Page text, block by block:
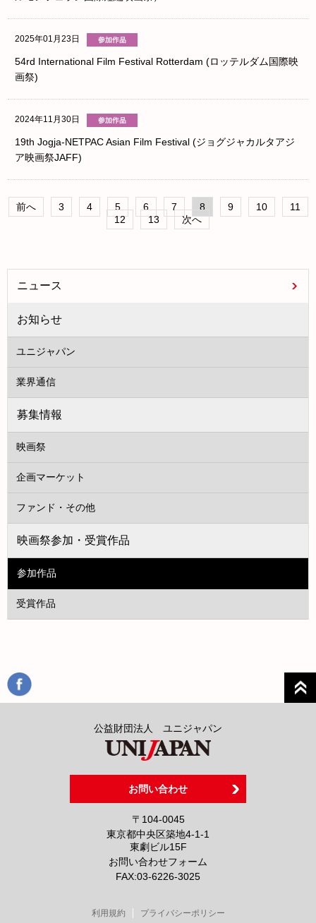
2025年01月23日
54rd International Film Festival Rotterdam (ロッテルダム国際映
画祭)
2024年11月30日
19th Jogja-NETPAC Asian Film Festival (ジョグジャカルタアジ
ア映画祭JAFF)
前へ 3 4 5 6 7 8 9 10
11
12
13 次へ
ニュース
お知らせ
ユニジャパン
業界通信
募集情報
映画祭
企画マーケット
ファンド・その他
映画祭参加・受賞作品
参加作品
受賞作品
公益財団法人 ユニジャパン
お問い合わせ
〒104-0045
東京都中央区築地4-1-1
東劇ビル15F
お問い合わせフォーム
FAX:03-6226-3025
利用規約 プライバシーポリシー